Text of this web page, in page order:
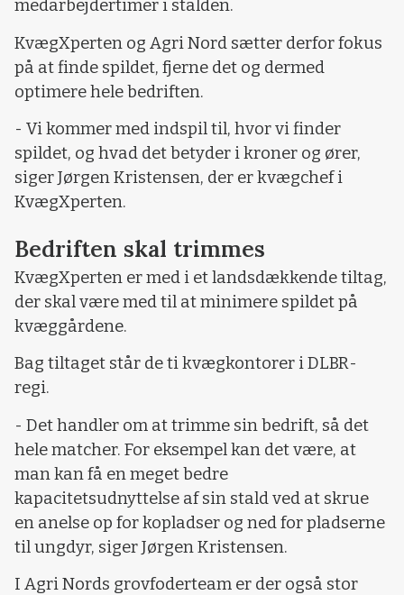
medarbejdertimer i stalden.
KvægXperten og Agri Nord sætter derfor fokus
på at finde spildet, fjerne det og dermed
optimere hele bedriften.
- Vi kommer med indspil til, hvor vi finder
spildet, og hvad det betyder i kroner og ører,
siger Jørgen Kristensen, der er kvægchef i
KvægXperten.
Bedriften skal trimmes
KvægXperten er med i et landsdækkende tiltag,
der skal være med til at minimere spildet på
kvæggårdene.
Bag tiltaget står de ti kvægkontorer i DLBR-
regi.
- Det handler om at trimme sin bedrift, så det
hele matcher. For eksempel kan det være, at
man kan få en meget bedre
kapacitetsudnyttelse af sin stald ved at skrue
en anelse op for kopladser og ned for pladserne
til ungdyr, siger Jørgen Kristensen.
I Agri Nords grovfoderteam er der også stor